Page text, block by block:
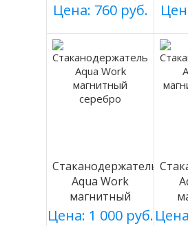
Цена: 760 руб.
Стаканодержатель
Aqua Work
магнитный
серебро
Цена: 1 000 руб.